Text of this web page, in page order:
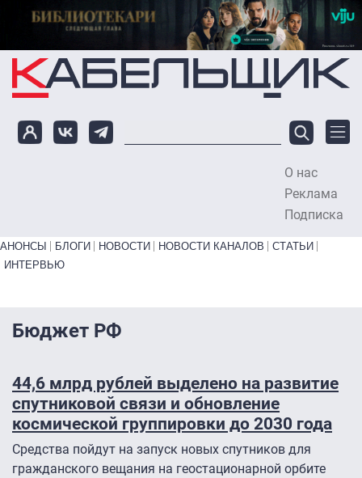
Перейти к основному содержанию
О нас
Реклама
Подписка
Primary links bottom
АНОНСЫ БЛОГИ НОВОСТИ НОВОСТИ КАНАЛОВ
СТАТЬИ
ИНТЕРВЬЮ
Бюджет РФ
44,6 млрд рублей выделено на развитие
спутниковой связи и обновление
космической группировки до 2030 года
Средства пойдут на запуск новых спутников для
гражданского вещания на геостационарной орбите